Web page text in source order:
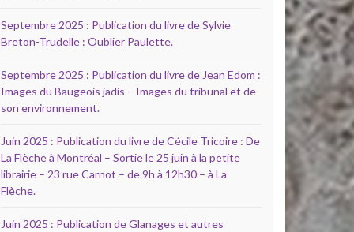
Septembre 2025 : Publication du livre de Sylvie
Breton-Trudelle : Oublier Paulette.
Septembre 2025 : Publication du livre de Jean Edom :
Images du Baugeois jadis – Images du tribunal et de
son environnement.
Juin 2025 : Publication du livre de Cécile Tricoire : De
La Flèche à Montréal – Sortie le 25 juin à la petite
librairie – 23 rue Carnot – de 9h à 12h30 – à La
Flèche.
Juin 2025 : Publication de Glanages et autres